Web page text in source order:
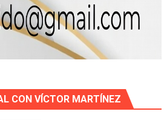
CON VÍCTOR MARTÍNEZ